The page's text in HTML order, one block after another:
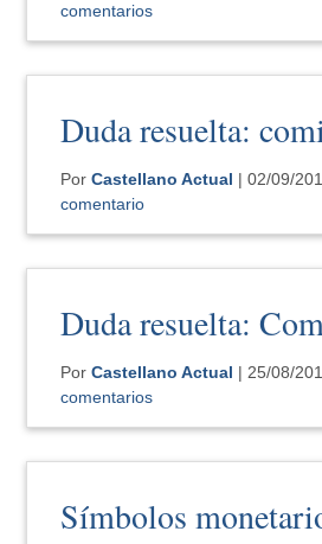
comentarios
Duda resuelta:
PorCastellano Actual | 02/09/
comentario
Duda resuelta:
PorCastellano Actual | 25/08/
comentarios
Símbolos